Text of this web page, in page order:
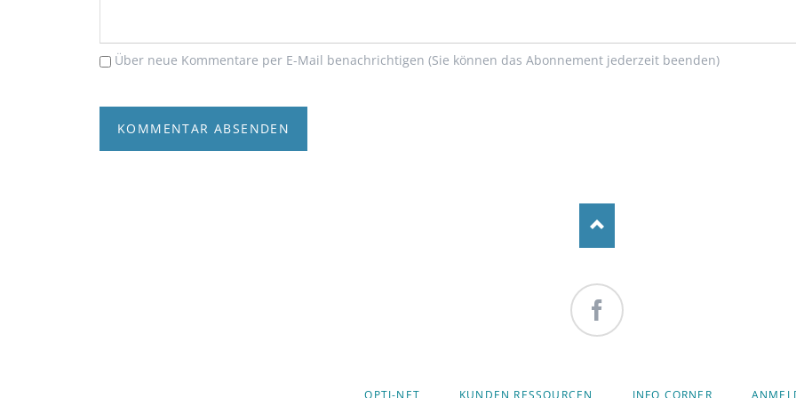
Über neue Kommentare per E-Mail benachrichtigen (Sie können das Abonnement jederzeit beenden)
KOMMENTAR ABSENDEN
OPTI-NET KUNDEN RESSOURCEN INFO CORNER